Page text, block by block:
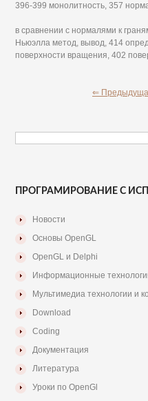
396-399 монолитность, 357
в сравнении с нормалями к
Ньюэлла метод, вывод, 414
поверхности вращения, 402
⇐
ПРОГРАМИРОВАНИЕ С
Новости
Основы OpenGL
OpenGL и Delphi
Информационные
Мультимедиа технологии и
Download
Coding
Документация
Литература
Уроки по OpenGl